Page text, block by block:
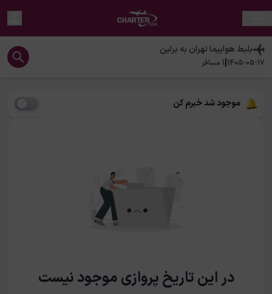
بلیط هواپیماتهران به برلین
1405-05-17
|
1 مسافر
موجود شد خبرم کن
در این تاریخ پروازی موجود نیست